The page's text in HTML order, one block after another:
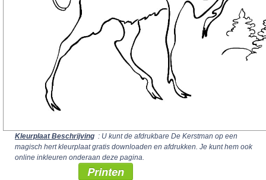
Kleurplaat Beschrijving : U kunt de afdrukbare De Kerstman op een
magisch hert kleurplaat gratis downloaden en afdrukken. Je kunt hem ook
online inkleuren onderaan deze pagina.
Printen